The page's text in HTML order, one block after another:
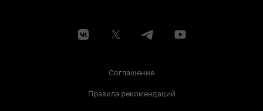
Соглашение
Правила рекомендаций